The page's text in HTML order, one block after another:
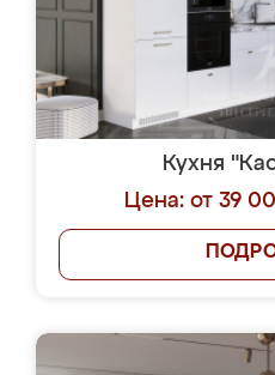
Кухня
Цена: от 39